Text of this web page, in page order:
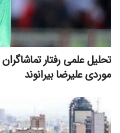
تحلیل علمی رفتار
موردی علیرضا بیرانوند